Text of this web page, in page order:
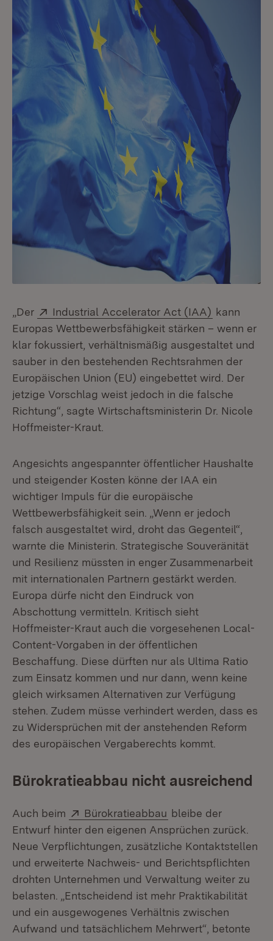
„Der Extern:
Industrial Accelerator Act (IAA) (Öffnet in
kann
Europas Wettbewerbsfähigkeit stärken – wenn er
klar fokussiert, verhältnismäßig ausgestaltet und
sauber in den bestehenden Rechtsrahmen der
Europäischen Union (EU) eingebettet wird. Der
jetzige Vorschlag weist jedoch in die falsche
Richtung“, sagte Wirtschaftsministerin Dr. Nicole
Hoffmeister-Kraut.
Angesichts angespannter öffentlicher Haushalte
und steigender Kosten könne der IAA ein
wichtiger Impuls für die europäische
Wettbewerbsfähigkeit sein. „Wenn er jedoch
falsch ausgestaltet wird, droht das Gegenteil“,
warnte die Ministerin. Strategische Souveränität
und Resilienz müssten in enger Zusammenarbeit
mit internationalen Partnern gestärkt werden.
Europa dürfe nicht den Eindruck von
Abschottung vermitteln. Kritisch sieht
Hoffmeister-Kraut auch die vorgesehenen Local-
Content-Vorgaben in der öffentlichen
Beschaffung. Diese dürften nur als Ultima Ratio
zum Einsatz kommen und nur dann, wenn keine
gleich wirksamen Alternativen zur Verfügung
stehen. Zudem müsse verhindert werden, dass es
zu Widersprüchen mit der anstehenden Reform
des europäischen Vergaberechts kommt.
Bürokratieabbau nicht ausreichend
Auch beim Extern:
Bürokratieabbau (Öffnet in neuem
bleibe der
Entwurf hinter den eigenen Ansprüchen zurück.
Neue Verpflichtungen, zusätzliche Kontaktstellen
und erweiterte Nachweis- und Berichtspflichten
drohten Unternehmen und Verwaltung weiter zu
belasten. „Entscheidend ist mehr Praktikabilität
und ein ausgewogenes Verhältnis zwischen
Aufwand und tatsächlichem Mehrwert“, betonte